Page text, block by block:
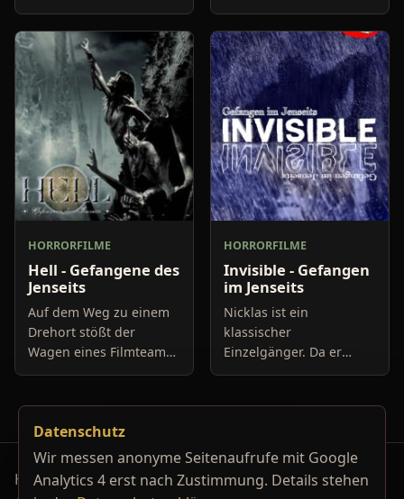
daraufhin das Leben
schufen, um sich zu
ernähren und die
Menschen, um sie zu
Geschehen in "Tanz der
Teufel 2":
HORRORFILME
Hell - Gefangene des
Jenseits
Auf dem Weg zu einem
Drehort stößt der
Wagen eines Filmteams
frontal mit einem
zusammen. Als die Crew
wieder zu sich kommt,
muss sie feststel
HORRORFILME
Invisible - Gefangen
im Jenseits
Nicklas ist ein
klassischer
Einzelgänger. Da er
dummerweise auch
und Klassenbester ist,
obercoolen Ghettokids
natürlich
Horrorfilm-Reviews, Serienkiller-Profile und Genre-
Datenschutz
Wir messen anonyme Seitenaufrufe mit Google
Analytics 4 erst nach Zustimmung. Details stehen